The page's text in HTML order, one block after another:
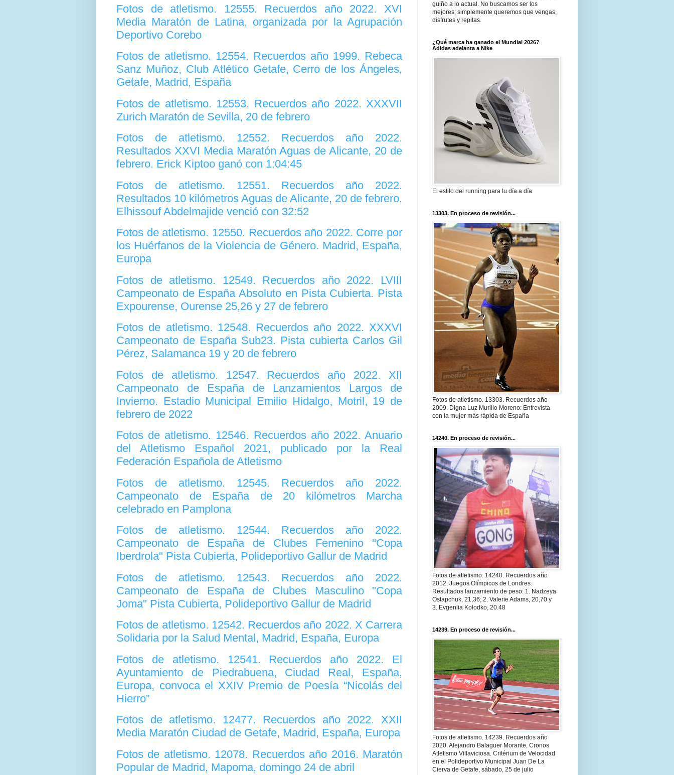
Fotos de atletismo. 12555. Recuerdos año 2022. XVI
Media Maratón de Latina, organizada por la Agrupación
Deportivo Corebo
Fotos de atletismo. 12554. Recuerdos año 1999. Rebeca
Sanz Muñoz, Club Atlético Getafe, Cerro de los Ángeles,
Getafe, Madrid, España
Fotos de atletismo. 12553. Recuerdos año 2022. XXXVII
Zurich Maratón de Sevilla, 20 de febrero
Fotos de atletismo. 12552. Recuerdos año 2022.
Resultados XXVI Media Maratón Aguas de Alicante, 20 de
febrero. Erick Kiptoo ganó con 1:04:45
Fotos de atletismo. 12551. Recuerdos año 2022.
Resultados 10 kilómetros Aguas de Alicante, 20 de febrero.
Elhissouf Abdelmajide venció con 32:52
Fotos de atletismo. 12550. Recuerdos año 2022. Corre por
los Huérfanos de la Violencia de Género. Madrid, España,
Europa
Fotos de atletismo. 12549. Recuerdos año 2022. LVIII
Campeonato de España Absoluto en Pista Cubierta. Pista
Expourense, Ourense 25,26 y 27 de febrero
Fotos de atletismo. 12548. Recuerdos año 2022. XXXVI
Campeonato de España Sub23. Pista cubierta Carlos Gil
Pérez, Salamanca 19 y 20 de febrero
Fotos de atletismo. 12547. Recuerdos año 2022. XII
Campeonato de España de Lanzamientos Largos de
Invierno. Estadio Municipal Emilio Hidalgo, Motril, 19 de
febrero de 2022
Fotos de atletismo. 12546. Recuerdos año 2022. Anuario
del Atletismo Español 2021, publicado por la Real
Federación Española de Atletismo
Fotos de atletismo. 12545. Recuerdos año 2022.
Campeonato de España de 20 kilómetros Marcha
celebrado en Pamplona
Fotos de atletismo. 12544. Recuerdos año 2022.
Campeonato de España de Clubes Femenino "Copa
Iberdrola" Pista Cubierta, Polideportivo Gallur de Madrid
Fotos de atletismo. 12543. Recuerdos año 2022.
Campeonato de España de Clubes Masculino "Copa
Joma" Pista Cubierta, Polideportivo Gallur de Madrid
Fotos de atletismo. 12542. Recuerdos año 2022. X Carrera
Solidaria por la Salud Mental, Madrid, España, Europa
Fotos de atletismo. 12541. Recuerdos año 2022. El
Ayuntamiento de Piedrabuena, Ciudad Real, España,
Europa, convoca el XXIV Premio de Poesía “Nicolás del
Hierro”
Fotos de atletismo. 12477. Recuerdos año 2022. XXII
Media Maratón Ciudad de Getafe, Madrid, España, Europa
Fotos de atletismo. 12078. Recuerdos año 2016. Maratón
Popular de Madrid, Mapoma, domingo 24 de abril
guiño a lo actual. No buscamos ser los
mejores; simplemente queremos que vengas,
disfrutes y repitas.
¿Qué marca ha ganado el Mundial 2026?
Adidas adelanta a Nike
El estilo del running para tu día a día
13303. En proceso de revisión...
Fotos de atletismo. 13303. Recuerdos año
2009. Digna Luz Murillo Moreno: Entrevista
con la mujer más rápida de España
14240. En proceso de revisión...
Fotos de atletismo. 14240. Recuerdos año
2012. Juegos Olímpicos de Londres.
Resultados lanzamiento de peso: 1. Nadzeya
Ostapchuk, 21,36; 2. Valerie Adams, 20,70 y
3. Evgeniia Kolodko, 20.48
14239. En proceso de revisión...
Fotos de atletismo. 14239. Recuerdos año
2020. Alejandro Balaguer Morante, Cronos
Atletismo Villaviciosa. Critérium de Velocidad
en el Polideportivo Municipal Juan De La
Cierva de Getafe, sábado, 25 de julio